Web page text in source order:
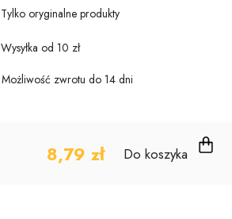
Tylko oryginalne produkty
Wysyłka od 10 zł
Możliwość zwrotu do 14 dni
8,79 zł Do koszyka